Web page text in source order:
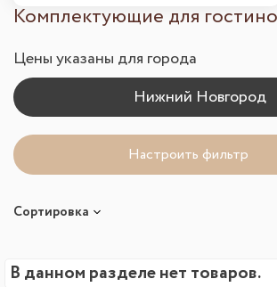
Комплектующие для
Цены указаны для города
Настроить фильтр
Сортировка
В данном разделе нет товаров.